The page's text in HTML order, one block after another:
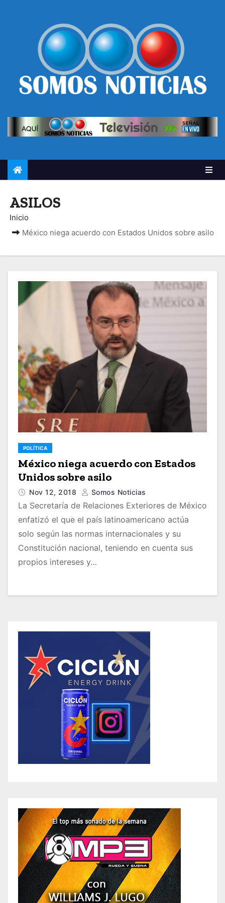
ASILOS
Inicio
México niega acuerdo con Estados Unidos sobre asilo
POLÍTICA
México niega acuerdo con Estados
Unidos sobre asilo
Nov 12, 2018 Somos Noticias
La Secretaría de Relaciones Exteriores de México
enfatizó el que el país latinoamericano actúa
solo según las normas internacionales y su
Constitución nacional, teniendo en cuenta sus
propios intereses y…